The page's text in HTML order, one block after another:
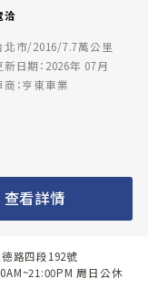
洽
北市/2016/7.7萬公里
新日期：2026年 07月
商：亨東車業
查看詳情
路四段192號
周日公休